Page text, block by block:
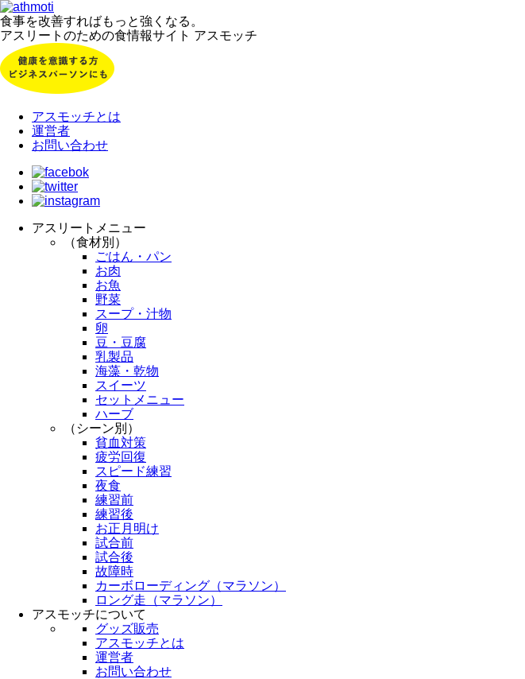
食事を改善すればもっと強くなる。
アスリートのための食情報サイト アスモッチ
アスモッチとは
運営者
お問い合わせ
アスリートメニュー
（食材別）
ごはん・パン
お肉
お魚
野菜
スープ・汁物
卵
豆・豆腐
乳製品
海藻・乾物
スイーツ
セットメニュー
ハーブ
（シーン別）
貧血対策
疲労回復
スピード練習
夜食
練習前
練習後
お正月明け
試合前
試合後
故障時
カーボローディング（マラソン）
ロング走（マラソン）
アスモッチについて
グッズ販売
アスモッチとは
運営者
お問い合わせ